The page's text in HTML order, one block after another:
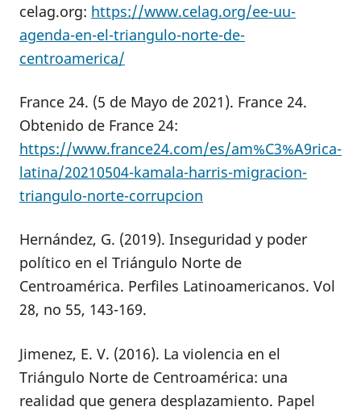
celag.org: https://www.celag.org/ee-uu-
agenda-en-el-triangulo-norte-de-
centroamerica/
France 24. (5 de Mayo de 2021). France 24.
Obtenido de France 24:
https://www.france24.com/es/am%C3%A9rica-
latina/20210504-kamala-harris-migracion-
triangulo-norte-corrupcion
Hernández, G. (2019). Inseguridad y poder
político en el Triángulo Norte de
Centroamérica. Perfiles Latinoamericanos. Vol
28, no 55, 143-169.
Jimenez, E. V. (2016). La violencia en el
Triángulo Norte de Centroamérica: una
realidad que genera desplazamiento. Papel